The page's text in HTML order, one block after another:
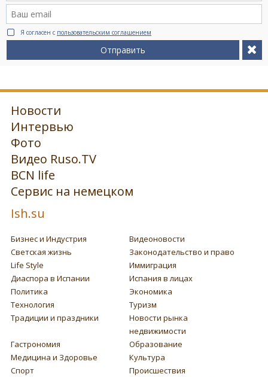
Я согласен с пользовательским соглашением
Отправить
Новости
Интервью
Фото
Видео Ruso.TV
BCN life
Сервис на немецком
Ish.su
Бизнес и Индустрия
Видеоновости
Светская жизнь
Законодательство и право
Life Style
Иммиграция
Диаспора в Испании
Испания в лицах
Политика
Экономика
Технология
Туризм
Традиции и праздники
Новости рынка
недвижимости
Гастрономия
Образование
Медицина и Здоровье
Культура
Спорт
Происшествия